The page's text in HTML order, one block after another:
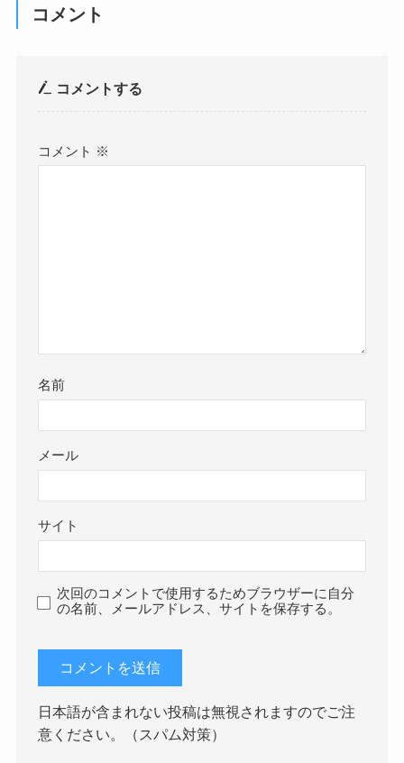
コメント
コメントする
コメント ※
名前
メール
サイト
次回のコメントで使用するためブラウザーに自分
の名前、メールアドレス、サイトを保存する。
日本語が含まれない投稿は無視されますのでご注
意ください。（スパム対策）